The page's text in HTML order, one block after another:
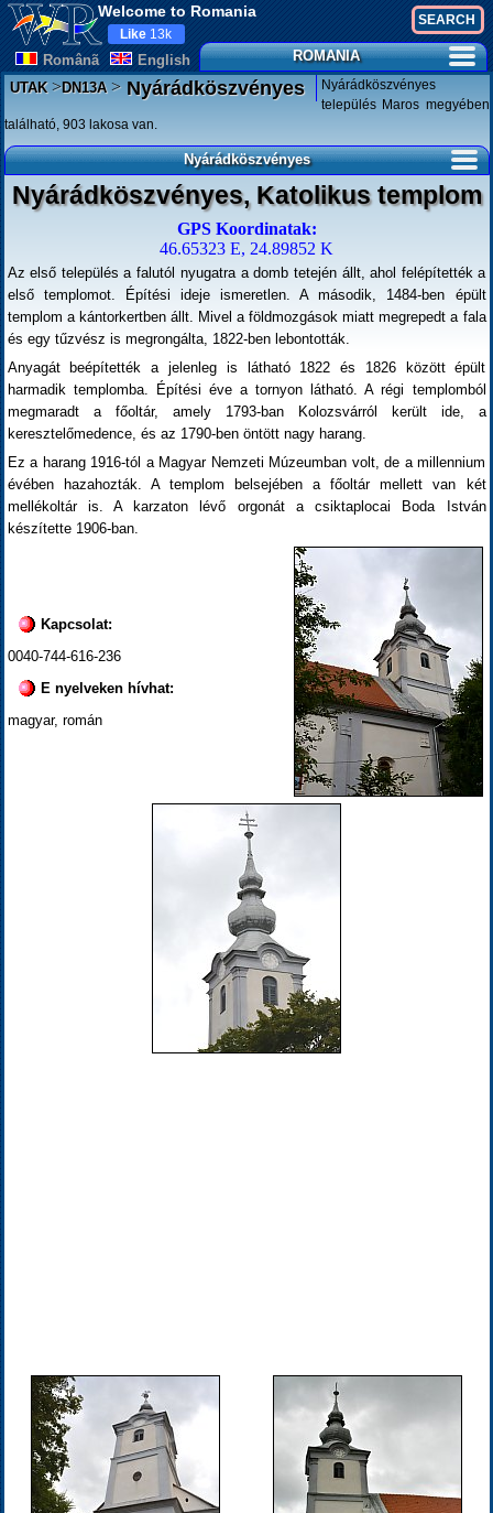
Welcome to Romania
Românã English
Like 13k
ROMANIA
UTAK>DN13A>Nyárádköszvényes
Nyárádköszvényes
település Maros megyében
található, 903 lakosa van.
Nyárádköszvényes
Nyárádköszvényes, Katolikus templom
GPS Koordinatak:
46.65323 E, 24.89852 K
Az első település a falutól nyugatra a domb tetején állt, ahol felépítették a
első templomot. Építési ideje ismeretlen. A második, 1484-ben épült
templom a kántorkertben állt. Mivel a földmozgások miatt megrepedt a fala
és egy tűzvész is megrongálta, 1822-ben lebontották.
Anyagát beépítették a jelenleg is látható 1822 és 1826 között épült
harmadik templomba. Építési éve a tornyon látható. A régi templomból
megmaradt a főoltár, amely 1793-ban Kolozsvárról került ide, a
keresztelőmedence, és az 1790-ben öntött nagy harang.
Ez a harang 1916-tól a Magyar Nemzeti Múzeumban volt, de a millennium
évében hazahozták. A templom belsejében a főoltár mellett van két
mellékoltár is. A karzaton lévő orgonát a csiktaplocai Boda István
készítette 1906-ban.
Kapcsolat:
0040-744-616-236
E nyelveken hívhat:
magyar, román